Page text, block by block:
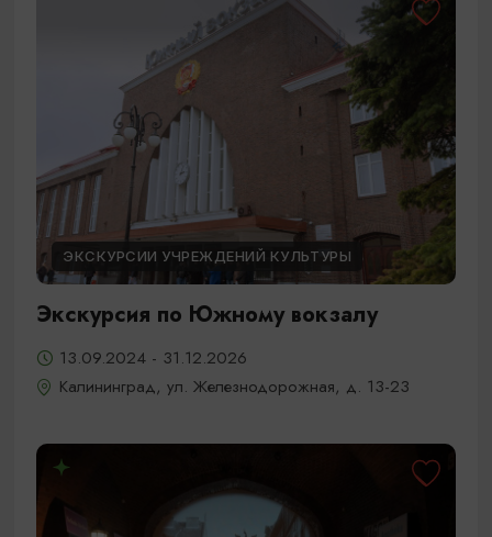
ЭКСКУРСИИ УЧРЕЖДЕНИЙ КУЛЬТУРЫ
Экскурсия по Южному вокзалу
13.09.2024 - 31.12.2026
Калининград, ул. Железнодорожная, д. 13-23